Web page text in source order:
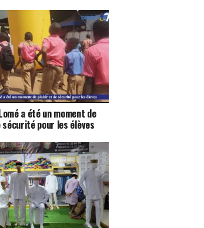
a été un moment de
pour les élèves